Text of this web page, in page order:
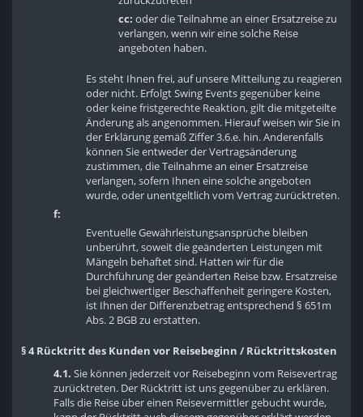
cc: oder die Teilnahme an einer Ersatzreise zu
verlangen, wenn wir eine solche Reise
angeboten haben.
Es steht Ihnen frei, auf unsere Mitteilung zu reagieren
oder nicht. Erfolgt Swing Events gegenüber keine
oder keine fristgerechte Reaktion, gilt die mitgeteilte
Änderung als angenommen. Hierauf weisen wir Sie in
der Erklärung gemäß Ziffer 3.6.e. hin. Anderenfalls
können Sie entweder der Vertragsänderung
zustimmen, die Teilnahme an einer Ersatzreise
verlangen, sofern Ihnen eine solche angeboten
wurde, oder unentgeltlich vom Vertrag zurücktreten.
f:
Eventuelle Gewährleistungsansprüche bleiben
unberührt, soweit die geänderten Leistungen mit
Mängeln behaftet sind. Hatten wir für die
Durchführung der geänderten Reise bzw. Ersatzreise
bei gleichwertiger Beschaffenheit geringere Kosten,
ist Ihnen der Differenzbetrag entsprechend § 651m
Abs. 2 BGB zu erstatten.
§ 4 Rücktritt des Kunden vor Reisebeginn / Rücktrittskosten
4.1. Sie können jederzeit vor Reisebeginn vom Reisevertrag
zurücktreten. Der Rücktritt ist uns gegenüber zu erklären.
Falls die Reise über einen Reisevermittler gebucht wurde,